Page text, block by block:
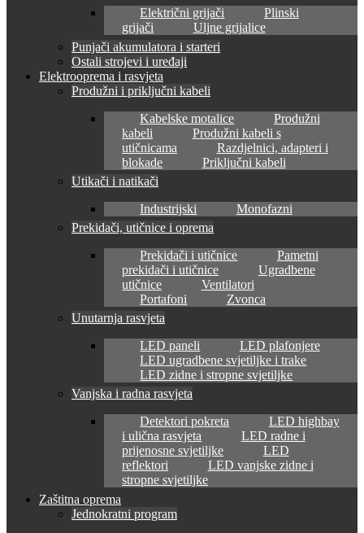
Električni grijači
Plinski
grijači
Uljne grijalice
Punjači akumulatora i starteri
Ostali strojevi i uređaji
Elektrooprema i rasvjeta
Produžni i priključni kabeli
Kabelske motalice
Produžni
kabeli
Produžni kabeli s
utičnicama
Razdjelnici, adapteri i
blokade
Priključni kabeli
Utikači i natikači
Industrijski
Monofazni
Prekidači, utičnice i oprema
Prekidači i utičnice
Pametni
prekidači i utičnice
Ugradbene
utičnice
Ventilatori
Portafoni
Zvonca
Unutarnja rasvjeta
LED paneli
LED plafonjere
LED ugradbene svjetiljke i trake
LED zidne i stropne svjetiljke
Vanjska i radna rasvjeta
Detektori pokreta
LED highbay
i ulična rasvjeta
LED radne i
prijenosne svjetiljke
LED
reflektori
LED vanjske zidne i
stropne svjetiljke
Zaštitna oprema
Jednokratni program